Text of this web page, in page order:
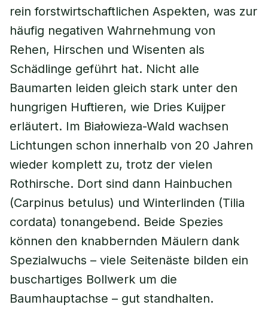
rein forstwirtschaftlichen Aspekten, was zur
häufig negativen Wahrnehmung von
Rehen, Hirschen und Wisenten als
Schädlinge geführt hat. Nicht alle
Baumarten leiden gleich stark unter den
hungrigen Huftieren, wie Dries Kuijper
erläutert. Im Białowieza-Wald wachsen
Lichtungen schon innerhalb von 20 Jahren
wieder komplett zu, trotz der vielen
Rothirsche. Dort sind dann Hainbuchen
(Carpinus betulus) und Winterlinden (Tilia
cordata) tonangebend. Beide Spezies
können den knabbernden Mäulern dank
Spezialwuchs – viele Seitenäste bilden ein
buschartiges Bollwerk um die
Baumhauptachse – gut standhalten.